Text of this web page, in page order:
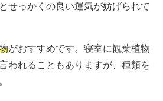
せっかくの良い運気が妨げられて
がおすすめです。寝室に観葉植物
われることもありますが、種類を